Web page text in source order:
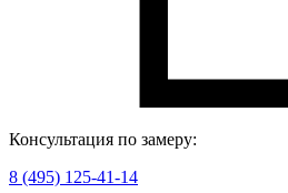
Консультация по замеру:
8 (495) 125-41-14